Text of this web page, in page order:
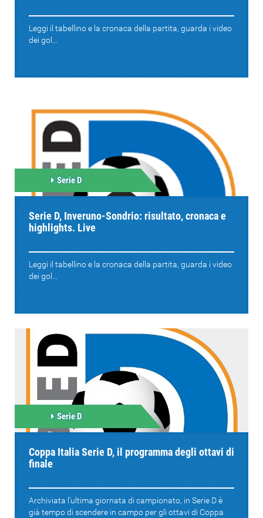
Leggi il tabellino e la cronaca della partita, guarda i video
dei gol...
Serie D
Serie D, Inveruno-Sondrio: risultato, cronaca e
highlights. Live
Leggi il tabellino e la cronaca della partita, guarda i video
dei gol...
Serie D
Coppa Italia Serie D, il programma degli ottavi di
finale
Archiviata l’ultima giornata di campionato, in Serie D è
già tempo di scendere in campo per gli ottavi di Coppa